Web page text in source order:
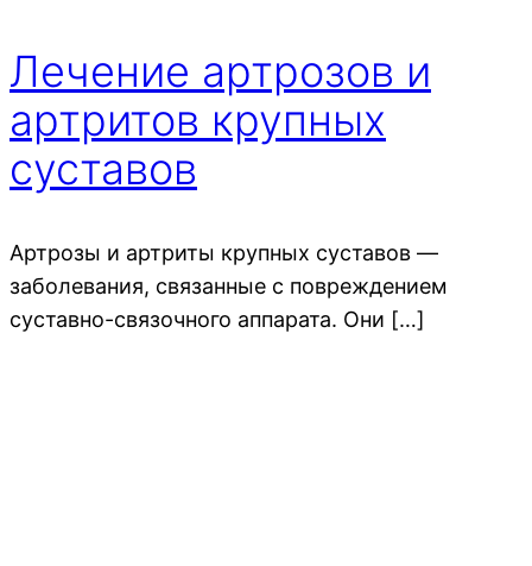
Лечение артрозов и
артритов крупных
суставов
Артрозы и артриты крупных суставов —
заболевания, связанные с повреждением
суставно-связочного аппарата. Они […]